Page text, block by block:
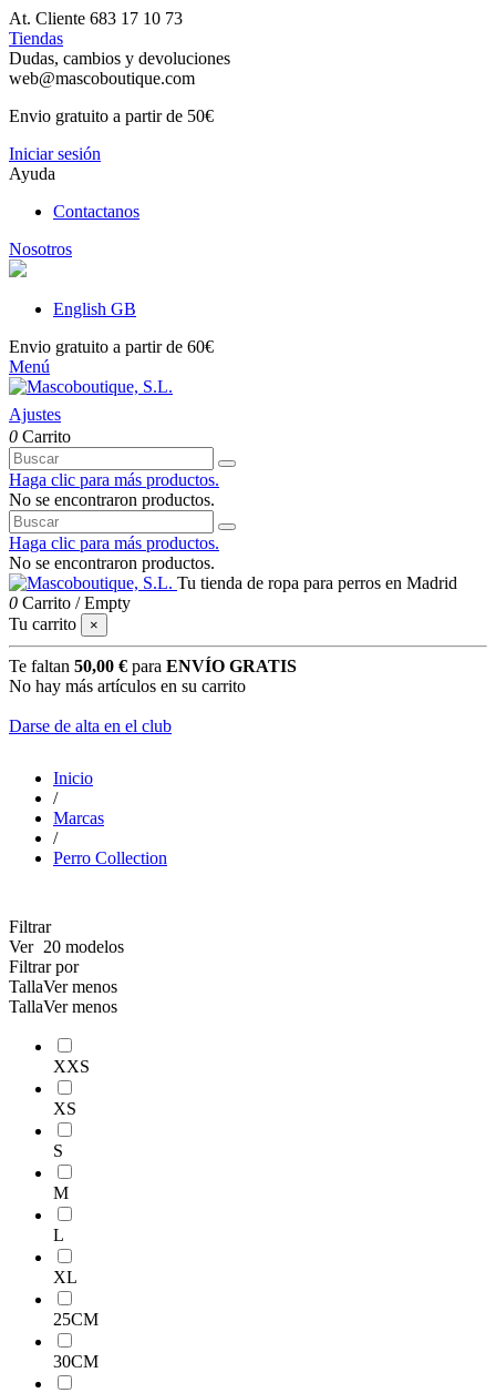
At. Cliente 683 17 10 73
Tiendas
Dudas, cambios y devoluciones
web@mascoboutique.com
Envio gratuito a partir de 50€
Iniciar sesión
Ayuda
Contactanos
Nosotros
English GB
Envio gratuito a partir de 60€
Menú
Ajustes
0 Carrito
Haga clic para más productos.
No se encontraron productos.
Haga clic para más productos.
No se encontraron productos.
Tu tienda de ropa para perros en Madrid
0 Carrito /Empty
Tu carrito
×
Te faltan 50,00 € para ENVÍO GRATIS
No hay más artículos en su carrito
Darse de alta en el club
Inicio
/
Marcas
/
Perro Collection
Filtrar
Ver 20 modelos
Filtrar por
TallaVer menos
TallaVer menos
XXS
XS
S
M
L
XL
25CM
30CM